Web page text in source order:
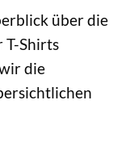
über die
T-Shirts
die